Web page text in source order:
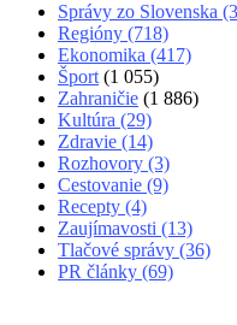
Správy zo Slovenska
Regióny (718)
Ekonomika (417)
Šport (1 055)
Zahraničie (1 886)
Kultúra (29)
Zdravie (14)
Rozhovory (3)
Cestovanie (9)
Recepty (4)
Zaujímavosti (13)
Tlačové správy (36)
PR články (69)